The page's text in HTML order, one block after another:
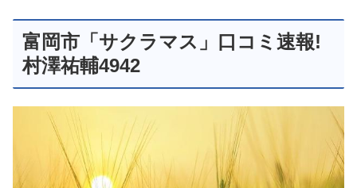
富岡市「サクラマス」口コミ速報!
村澤祐輔4942